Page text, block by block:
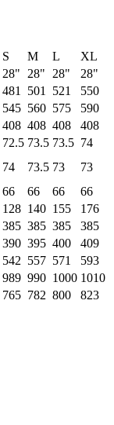
S M L
XL
28" 28" 28"
28"
481 501 521
550
545 560 575
590
408 408 408
408
72.5 73.5 73.5 74
74 73.5 73
73
66 66 66
66
128 140 155
176
385 385 385
385
390 395 400
409
542 557 571
593
989 990 1000 1010
765 782 800 823